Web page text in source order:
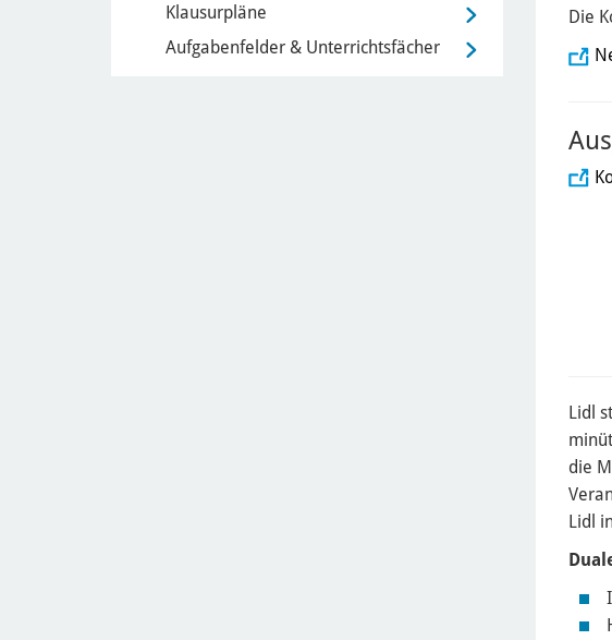
Die
Lidl
die
Lidl
Klausurpläne
Aufgabenfelder & Unterrichtsfächer